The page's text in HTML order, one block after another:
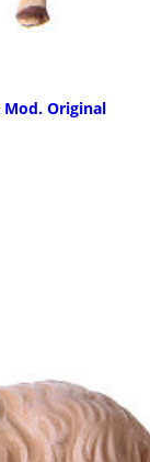
Original